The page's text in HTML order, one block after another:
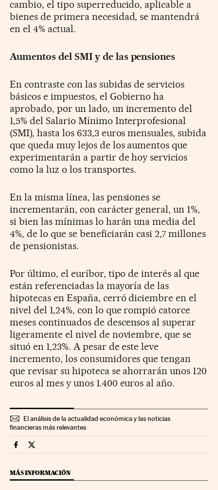
cambio, el tipo superreducido, aplicable a
bienes de primera necesidad, se mantendrá
en el 4% actual.
Aumentos del SMI y de las pensiones
En contraste con las subidas de servicios
básicos e impuestos, el Gobierno ha
aprobado, por un lado, un incremento del
1,5% del Salario Mínimo Interprofesional
(SMI), hasta los 633,3 euros mensuales, subida
que queda muy lejos de los aumentos que
experimentarán a partir de hoy servicios
como la luz o los transportes.
En la misma línea, las pensiones se
incrementarán, con carácter general, un 1%,
si bien las mínimas lo harán una media del
4%, de lo que se beneficiarán casi 2,7 millones
de pensionistas.
Por último, el euríbor, tipo de interés al que
están referenciadas la mayoría de las
hipotecas en España, cerró diciembre en el
nivel del 1,24%, con lo que rompió catorce
meses continuados de descensos al superar
ligeramente el nivel de noviembre, que se
situó en 1,23%. A pesar de este leve
incremento, los consumidores que tengan
que revisar su hipoteca se ahorrarán unos 120
euros al mes y unos 1.400 euros al año.
El análisis de la actualidad económica y las noticias
financieras más relevantes
Economia Cinco Días en Facebook
Economia Cinco Días en Twitter
MÁS INFORMACIÓN